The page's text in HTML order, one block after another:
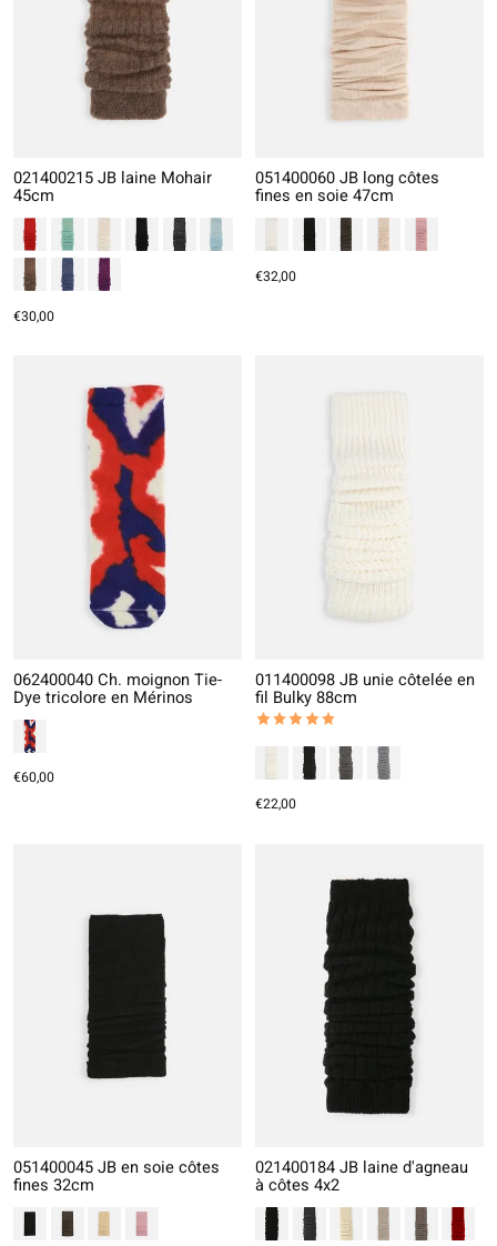
021400215 JB laine Mohair
45cm
€30,00
051400060 JB long côtes
fines en soie 47cm
€32,00
062400040 Ch. moignon Tie-
Dye tricolore en Mérinos
€60,00
011400098 JB unie côtelée en
fil Bulky 88cm
The rating of this product is
€22,00
051400045 JB en soie côtes
fines 32cm
021400184 JB laine d'agneau
à côtes 4x2